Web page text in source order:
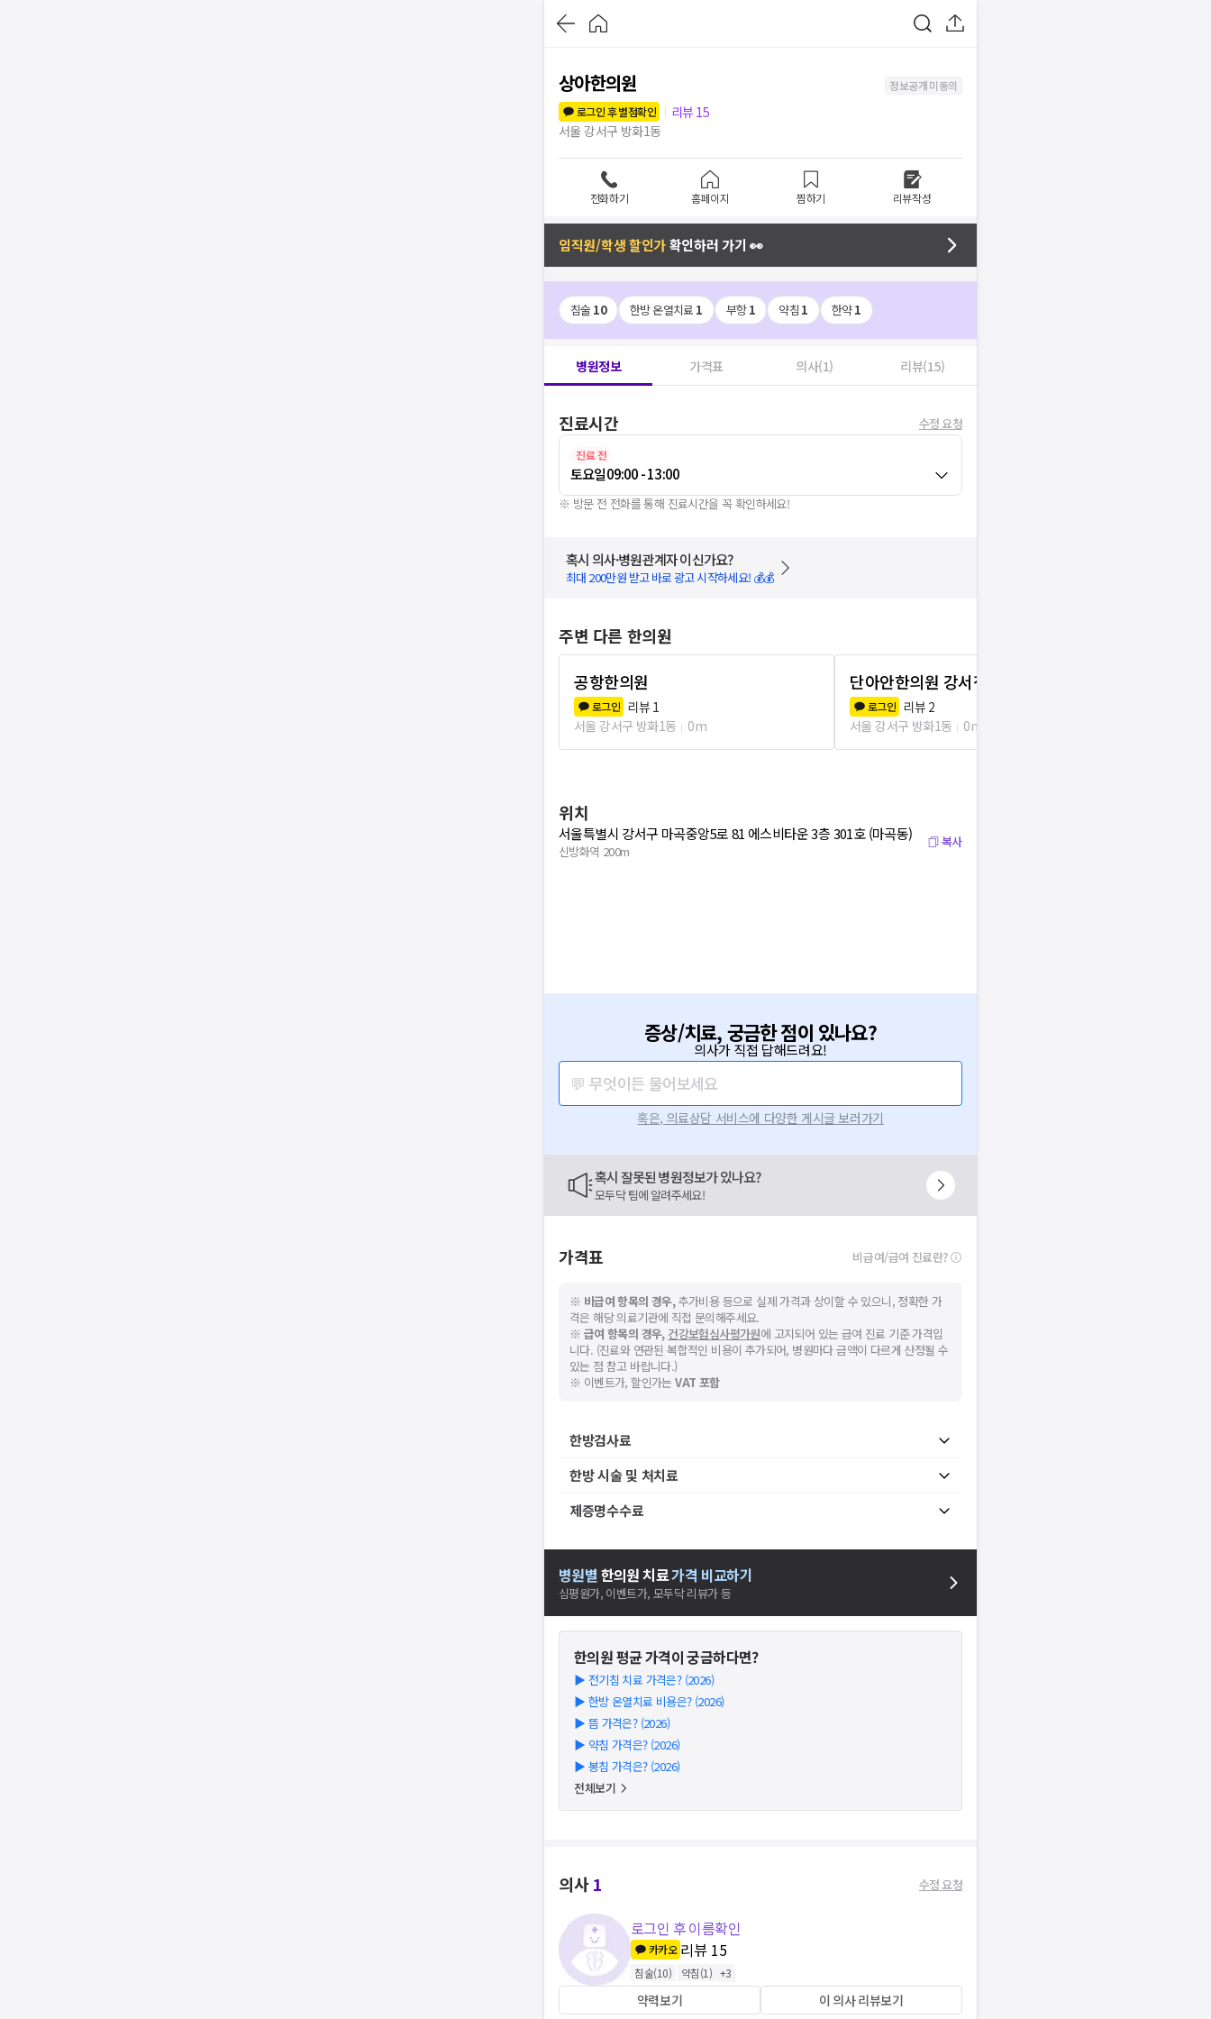
상아한의원
정보공개 미동의
로그인 후 별점확인
리뷰 15
서울 강서구 방화1동
전화하기 홈페이지 찜하기 리뷰작성
임직원/학생 할인가확인하러 가기 👀
침술 10 한방 온열치료 1 부항1 약침 1 한약1
병원정보 가격표 의사(1) 리뷰(15)
진료시간 수정 요청
진료 전
토요일09:00 - 13:00
※ 방문 전 전화를 통해 진료시간을 꼭 확인하세요!
혹시 의사·병원관계자 이신가요?
최대 200만원 받고 바로 광고 시작하세요! 💰💰
주변 다른 한의원
공항한의원
로그인 리뷰 1
서울 강서구 방화1동
0m
단아안한의원 강서점
로그인 리뷰 2
서울 강서구 방화1동
0m
위치
서울특별시 강서구 마곡중앙5로 81 에스비타운 3층 301호 (마곡동)
신방화역 200m
복사
증상/치료, 궁금한 점이 있나요?
의사가 직접 답해드려요!
💬 무엇이든 물어보세요
혹은, 의료상담 서비스에 다양한 게시글 보러가기
혹시 잘못된 병원정보가 있나요?
모두닥 팀에 알려주세요!
가격표 비급여/급여 진료란?
※ 비급여 항목의 경우,추가비용 등으로 실제 가격과 상이할 수 있으니, 정확한 가
격은 해당 의료기관에 직접 문의해주세요.
※ 급여 항목의 경우, 건강보험심사평가원에 고지되어 있는 급여 진료 기준 가격입
니다. (진료와 연관된 복합적인 비용이 추가되어, 병원마다 금액이 다르게 산정될 수
있는 점 참고 바랍니다.)
※ 이벤트가, 할인가는VAT 포함
한방검사료
한방 시술 및 처치료
제증명수수료
병원별 한의원치료가격 비교하기
심평원가, 이벤트가, 모두닥 리뷰가 등
한의원평균 가격이 궁금하다면?
▶ 전기침 치료 가격은? (2026)
▶ 한방 온열치료 비용은? (2026)
▶ 뜸 가격은? (2026)
▶ 약침 가격은? (2026)
▶ 봉침 가격은? (2026)
전체보기
의사1 수정 요청
로그인 후 이름확인
카카오 리뷰 15
침술(10) 약침(1) +3
약력보기 이 의사 리뷰보기
확인